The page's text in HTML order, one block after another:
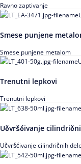
Ravno zaptivanje
Smese punjene
Smese punjene metalom
Trenutni lepkovi
Trenutni lepkovi
Učvršćivanje
Učvršćivanje cilindričnih